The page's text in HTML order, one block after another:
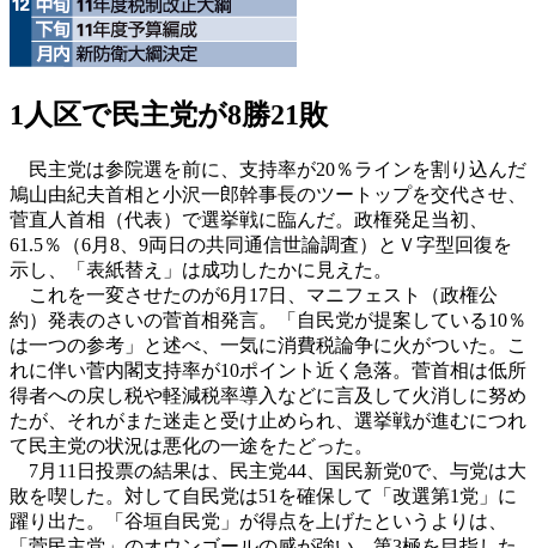
1人区で民主党が8勝21敗
民主党は参院選を前に、支持率が20％ラインを割り込んだ
鳩山由紀夫首相と小沢一郎幹事長のツートップを交代させ、
菅直人首相（代表）で選挙戦に臨んだ。政権発足当初、
61.5％（6月8、9両日の共同通信世論調査）とＶ字型回復を
示し、「表紙替え」は成功したかに見えた。
これを一変させたのが6月17日、マニフェスト（政権公
約）発表のさいの菅首相発言。「自民党が提案している10％
は一つの参考」と述べ、一気に消費税論争に火がついた。こ
れに伴い菅内閣支持率が10ポイント近く急落。菅首相は低所
得者への戻し税や軽減税率導入などに言及して火消しに努め
たが、それがまた迷走と受け止められ、選挙戦が進むにつれ
て民主党の状況は悪化の一途をたどった。
7月11日投票の結果は、民主党44、国民新党0で、与党は大
敗を喫した。対して自民党は51を確保して「改選第1党」に
躍り出た。「谷垣自民党」が得点を上げたというよりは、